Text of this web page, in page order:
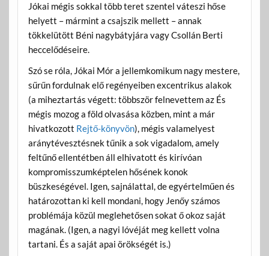
Jókai mégis sokkal több teret szentel váteszi hőse
helyett – mármint a csajszik mellett – annak
tökkelütött Béni nagybátyjára vagy Csollán Berti
heccelődéseire.
Szó se róla, Jókai Mór a jellemkomikum nagy mestere,
sűrűn fordulnak elő regényeiben excentrikus alakok
(a miheztartás végett: többször felnevettem az És
mégis mozog a föld olvasása közben, mint a már
hivatkozott Rejtő-könyvön), mégis valamelyest
aránytévesztésnek tűnik a sok vigadalom, amely
feltűnő ellentétben áll elhivatott és kirívóan
kompromisszumképtelen hősének konok
büszkeségével. Igen, sajnálattal, de egyértelműen és
határozottan ki kell mondani, hogy Jenőy számos
problémája közül meglehetősen sokat ő okoz saját
magának. (Igen, a nagyi lóvéját meg kellett volna
tartani. És a saját apai örökségét is.)